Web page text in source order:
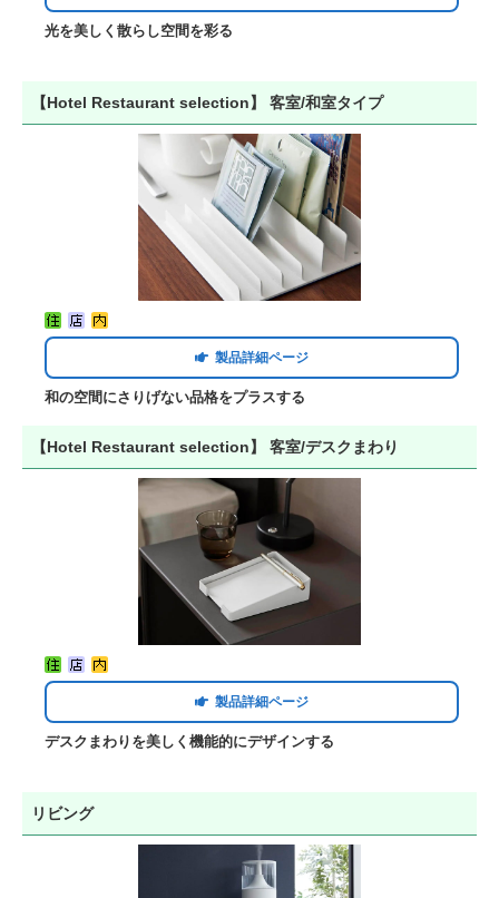
光を美しく散らし空間を彩る
【Hotel Restaurant selection】 客室/和室タイプ
製品詳細ページ
和の空間にさりげない品格をプラスする
【Hotel Restaurant selection】 客室/デスクまわり
製品詳細ページ
デスクまわりを美しく機能的にデザインする
リビング